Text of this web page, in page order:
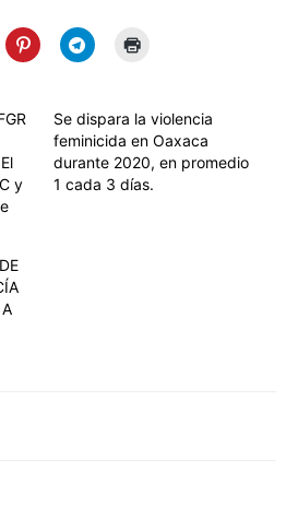
y
Se dispara la violencia
feminicida en Oaxaca
durante 2020, en promedio
1 cada 3 días.